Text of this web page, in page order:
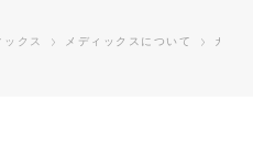
クス メディックスについて カル